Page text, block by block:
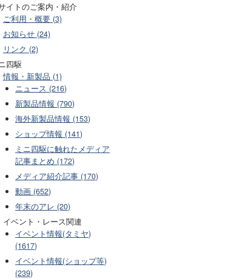
イトのご案内・紹介
ご利用・概要 (3)
お知らせ (24)
リンク (2)
四駆
情報・新製品 (1)
ニュース (216)
新製品情報 (790)
海外新製品情報 (153)
ショップ情報 (141)
ミニ四駆に触れたメディア
記事まとめ (172)
メディア紹介記事 (170)
動画 (652)
年末のアレ (20)
イベント・レース関連
イベント情報(タミヤ)
(1617)
イベント情報(ショップ等)
(239)